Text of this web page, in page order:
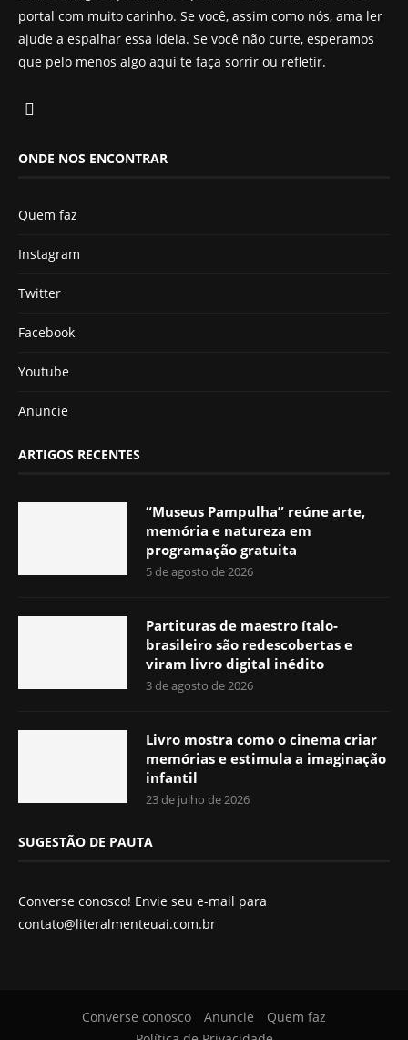
portal com muito carinho. Se você, assim como nós, ama ler
ajude a espalhar essa ideia. Se você não curte, esperamos
que pelo menos algo aqui te faça sorrir ou refletir.
ONDE NOS ENCONTRAR
Quem faz
Instagram
Twitter
Facebook
Youtube
Anuncie
ARTIGOS RECENTES
“Museus Pampulha” reúne arte,
memória e natureza em
programação gratuita
5 de agosto de 2026
Partituras de maestro ítalo-
brasileiro são redescobertas e
viram livro digital inédito
3 de agosto de 2026
Livro mostra como o cinema criar
memórias e estimula a imaginação
infantil
23 de julho de 2026
SUGESTÃO DE PAUTA
Converse conosco! Envie seu e-mail para
contato@literalmenteuai.com.br
Converse conosco Anuncie
Quem faz